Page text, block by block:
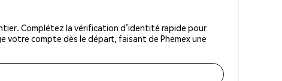
Complétez la vérification d’identité rapide pour
votre compte dès le départ, faisant de Phemex une